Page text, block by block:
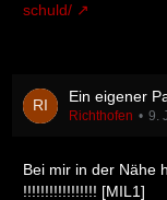
schuld/
Ein eigener
Richthofen 9.
Bei mir in der Nähe
!!!!!!!!!!!!!!!!! [MIL1]